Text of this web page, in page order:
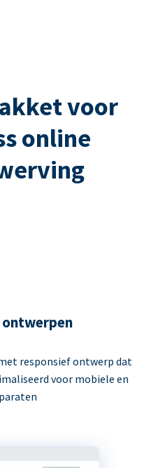
voor
online
ontwerpen
responsief ontwerp dat
voor mobiele en